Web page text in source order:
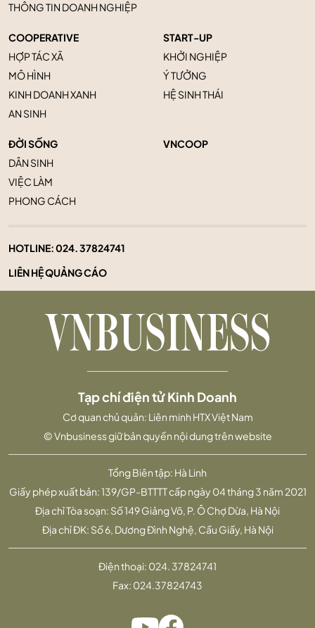
THÔNG TIN DOANH NGHIỆP
COOPERATIVE
HỢP TÁC XÃ
MÔ HÌNH
KINH DOANH XANH
AN SINH
START-UP
KHỞI NGHIỆP
Ý TƯỞNG
HỆ SINH THÁI
ĐỜI SỐNG
DÂN SINH
VIỆC LÀM
PHONG CÁCH
VNCOOP
HOTLINE:024. 37824741
LIÊN HỆ QUẢNG CÁO
Tổng Biên tập: Hà Linh
Giấy phép xuất bản: 139/GP-BTTTT cấp ngày 04 tháng 3 năm 2021
Địa chỉ Tòa soạn: Số 149 Giảng Võ, P. Ô Chợ Dừa, Hà Nội
Địa chỉ ĐK: Số 6, Dương Đình Nghệ, Cầu Giấy, Hà Nội
Tạp chí điện tử Kinh Doanh
Cơ quan chủ quản: Liên minh HTX Việt Nam
© Vnbusiness giữ bản quyền nội dung trên website
Điện thoại: 024. 37824741
Fax: 024.37824743